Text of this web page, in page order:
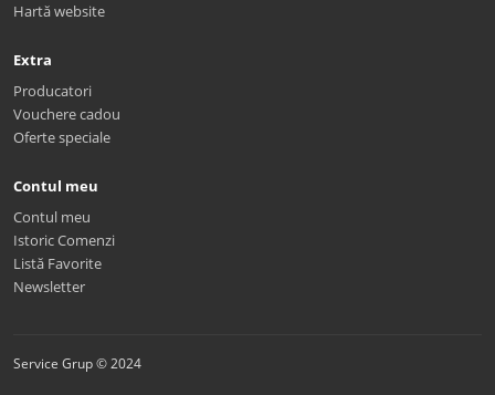
Hartă website
Extra
Producatori
Vouchere cadou
Oferte speciale
Contul meu
Contul meu
Istoric Comenzi
Listă Favorite
Newsletter
Service Grup © 2024